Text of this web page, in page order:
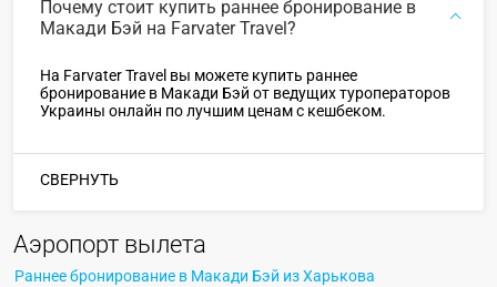
Почему стоит купить раннее бронирование в
Макади Бэй на Farvater Travel?
На Farvater Travel вы можете купить раннее
бронирование в Макади Бэй от ведущих туроператоров
Украины онлайн по лучшим ценам с кешбеком.
СВЕРНУТЬ
Аэропорт вылета
Раннее бронирование в Макади Бэй из Харькова